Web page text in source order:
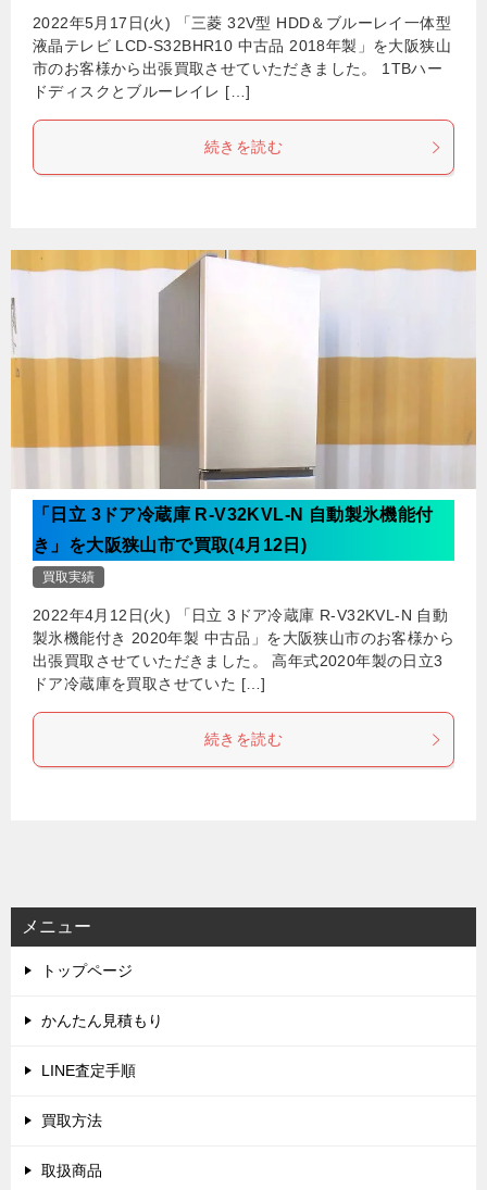
2022年5月17日(火) 「三菱 32V型 HDD＆ブルーレイ一体型
液晶テレビ LCD-S32BHR10 中古品 2018年製」を大阪狭山
市のお客様から出張買取させていただきました。 1TBハー
ドディスクとブルーレイレ […]
続きを読む
「日立 3ドア冷蔵庫 R-V32KVL-N 自動製氷機能付
き」を大阪狭山市で買取(4月12日)
買取実績
2022年4月12日(火) 「日立 3ドア冷蔵庫 R-V32KVL-N 自動
製氷機能付き 2020年製 中古品」を大阪狭山市のお客様から
出張買取させていただきました。 高年式2020年製の日立3
ドア冷蔵庫を買取させていた […]
続きを読む
メニュー
トップページ
かんたん見積もり
LINE査定手順
買取方法
取扱商品